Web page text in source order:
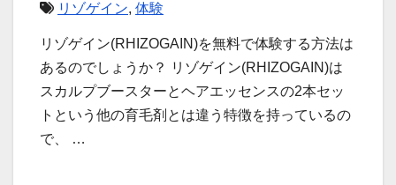
リゾゲイン, 体験
リゾゲイン(RHIZOGAIN)を無料で体験する方法は
あるのでしょうか？ リゾゲイン(RHIZOGAIN)は
スカルプブースターとヘアエッセンスの2本セッ
トという他の育毛剤とは違う特徴を持っているの
で、 …